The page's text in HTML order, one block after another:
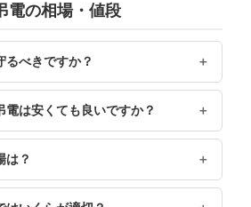
電の相場・値段
るべきですか？
電は安くても良いですか？
は？